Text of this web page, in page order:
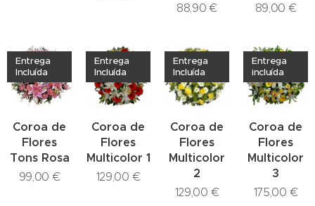
88,90 € 89,00 €
Coroa de
Flores
Tons Rosa
Entrega
Incluída
99,00 €
Coroa de
Flores
Multicolor 1
Entrega
Incluída
129,00 €
Coroa de
Flores
Multicolor
2
Entrega
Incluída
129,00 €
Coroa de
Flores
Multicolor
3
Entrega
incluída
175,00 €